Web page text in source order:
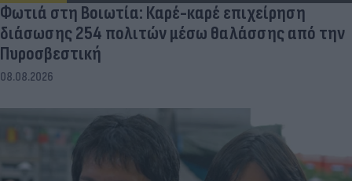
Φωτιά στη Βοιωτία: Καρέ-καρέ επιχείρηση
διάσωσης 254 πολιτών μέσω θαλάσσης από την
Πυροσβεστική
08.08.2026